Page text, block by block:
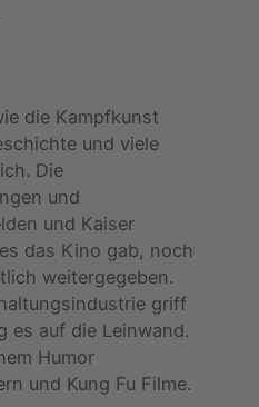
die Kampfkunst
und viele
Die
und
und Kaiser
das Kino gab, noch
weitergegeben.
griff
es auf die Leinwand.
Humor
und Kung Fu Filme.